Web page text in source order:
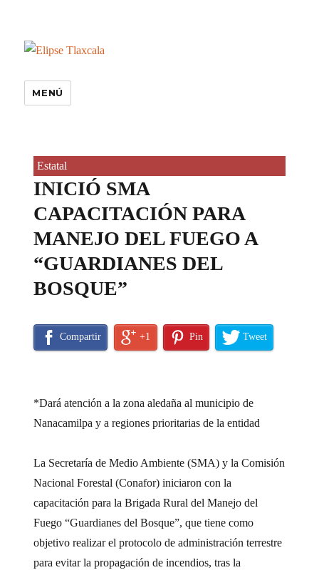
MENÚ
Estatal
INICIÓ SMA
CAPACITACIÓN PARA
MANEJO DEL FUEGO A
“GUARDIANES DEL
BOSQUE”
Compartir +1 Pin Tweet
*Dará atención a la zona aledaña al municipio de
Nanacamilpa y a regiones prioritarias de la entidad
La Secretaría de Medio Ambiente (SMA) y la Comisión
Nacional Forestal (Conafor) iniciaron con la
capacitación para la Brigada Rural del Manejo del
Fuego “Guardianes del Bosque”, que tiene como
objetivo realizar el protocolo de administración terrestre
para evitar la propagación de incendios, tras la